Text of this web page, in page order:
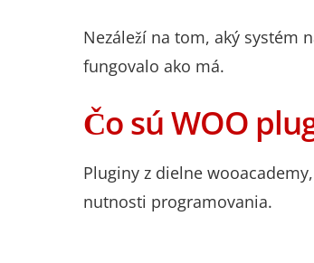
Nezáleží na tom, aký systém
fungovalo ako má.
Čo sú WOO
Pluginy z dielne
nutnosti programovania.